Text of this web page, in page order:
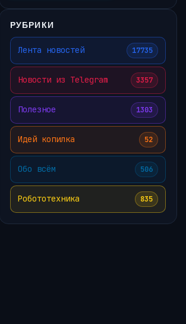
РУБРИКИ
Лента новостей 17735
Новости из Telegram 3357
Полезное 1303
Идей копилка 52
Обо всём 506
Робототехника 835